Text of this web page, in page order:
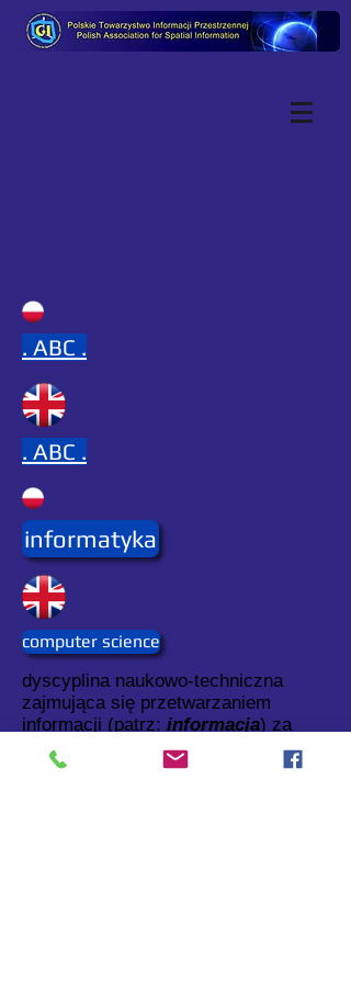
. ABC .
. ABC .
informatyka
computer science
dyscyplina naukowo-techniczna
zajmująca się przetwarzaniem
informacji (patrz: informacja) za
pomocą komputerów.